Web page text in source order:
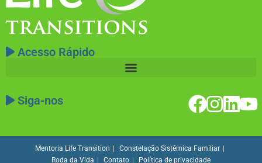
Acesso Rápido
Siga-nos
Mentoria Life Transition
Constelação Sistêmica Familiar
Roda da Vida
Contato Política de privacidade